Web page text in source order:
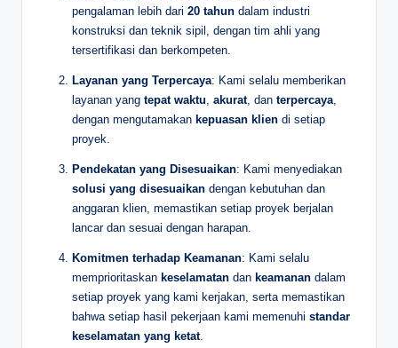
pengalaman lebih dari 20 tahun dalam industri
konstruksi dan teknik sipil, dengan tim ahli yang
tersertifikasi dan berkompeten.
Layanan yang Terpercaya: Kami selalu memberikan
layanan yang tepat waktu, akurat, dan terpercaya,
dengan mengutamakan kepuasan klien di setiap
proyek.
Pendekatan yang Disesuaikan: Kami menyediakan
solusi yang disesuaikan dengan kebutuhan dan
anggaran klien, memastikan setiap proyek berjalan
lancar dan sesuai dengan harapan.
Komitmen terhadap Keamanan: Kami selalu
memprioritaskan keselamatan dan keamanan dalam
setiap proyek yang kami kerjakan, serta memastikan
bahwa setiap hasil pekerjaan kami memenuhi standar
keselamatan yang ketat.